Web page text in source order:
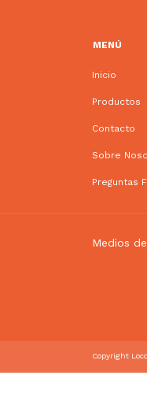
MENÚ
Inicio
Productos
Contacto
Sobre
Preguntas
Medios
Copyright